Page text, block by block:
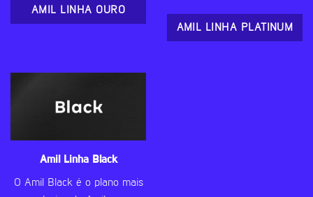
AMIL LINHA OURO
AMIL LINHA PLATINUM
Amil Linha Black
O Amil Black é o plano mais